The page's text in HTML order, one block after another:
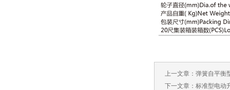
上一文章： 弹簧自平衡
下一文章： 标准型电动